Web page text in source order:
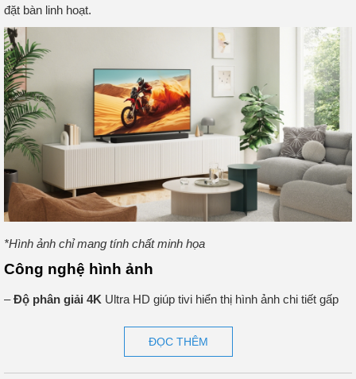
đặt bàn linh hoạt.
*Hình ảnh chỉ mang tính chất minh họa
Công nghệ hình ảnh
–Độ phân giải 4K Ultra HD giúp tivi hiển thị hình ảnh chi tiết gấp
thực hơn cho các nội dung phim, game hoặc thể thao.
ĐỌC THÊM